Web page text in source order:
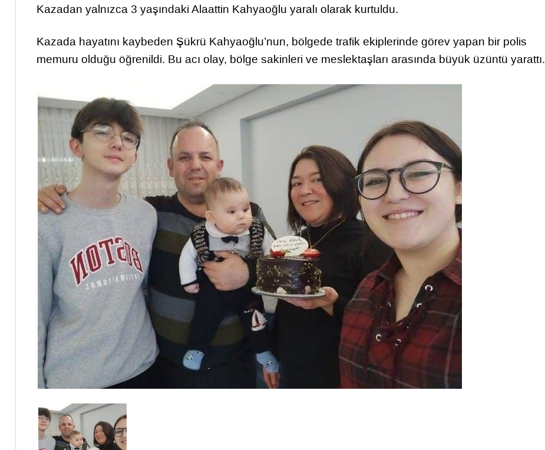
Kazadan yalnızca 3 yaşındaki Alaattin Kahyaoğlu yaralı olarak kurtuldu.
Kazada hayatını kaybeden Şükrü Kahyaoğlu’nun, bölgede trafik ekiplerinde görev yapan bir polis
memuru olduğu öğrenildi. Bu acı olay, bölge sakinleri ve meslektaşları arasında büyük üzüntü yarattı.